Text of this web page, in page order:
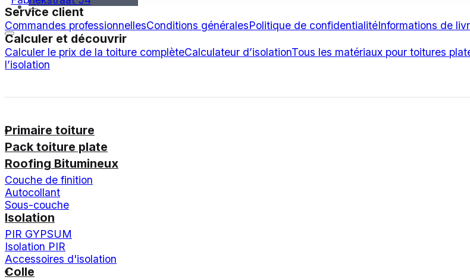
Service client
Commandes professionnellesConditions généralesPolitique de confidentialitéInformations de
Calculer et découvrir
Calculer le prix de la toiture complèteCalculateur d’isolationTous les matériaux pour toitures
l’isolation
Primaire toiture
Pack toiture plate
Roofing Bitumineux
Couche de finition
Autocollant
Sous-couche
Isolation
PIR GYPSUM
Isolation PIR
Accessoires d'isolation
Colle